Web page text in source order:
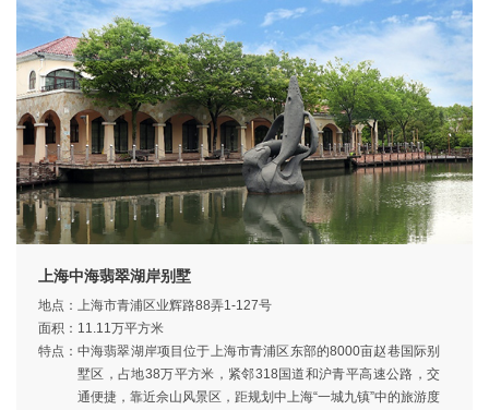
上海中海翡翠湖岸别墅
地点： 上海市青浦区业辉路88弄1-127号
面积： 11.11万平方米
特点： 中海翡翠湖岸项目位于上海市青浦区东部的8000亩赵巷国际别
墅区，占地38万平方米，紧邻318国道和沪青平高速公路，交
通便捷，靠近佘山风景区，距规划中上海“一城九镇”中的旅游度